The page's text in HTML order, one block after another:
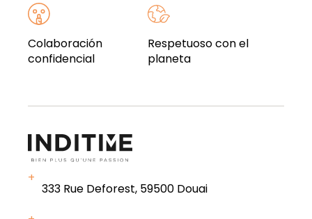
Colaboración
confidencial
Respetuoso con el
planeta
333 Rue Deforest, 59500 Douai